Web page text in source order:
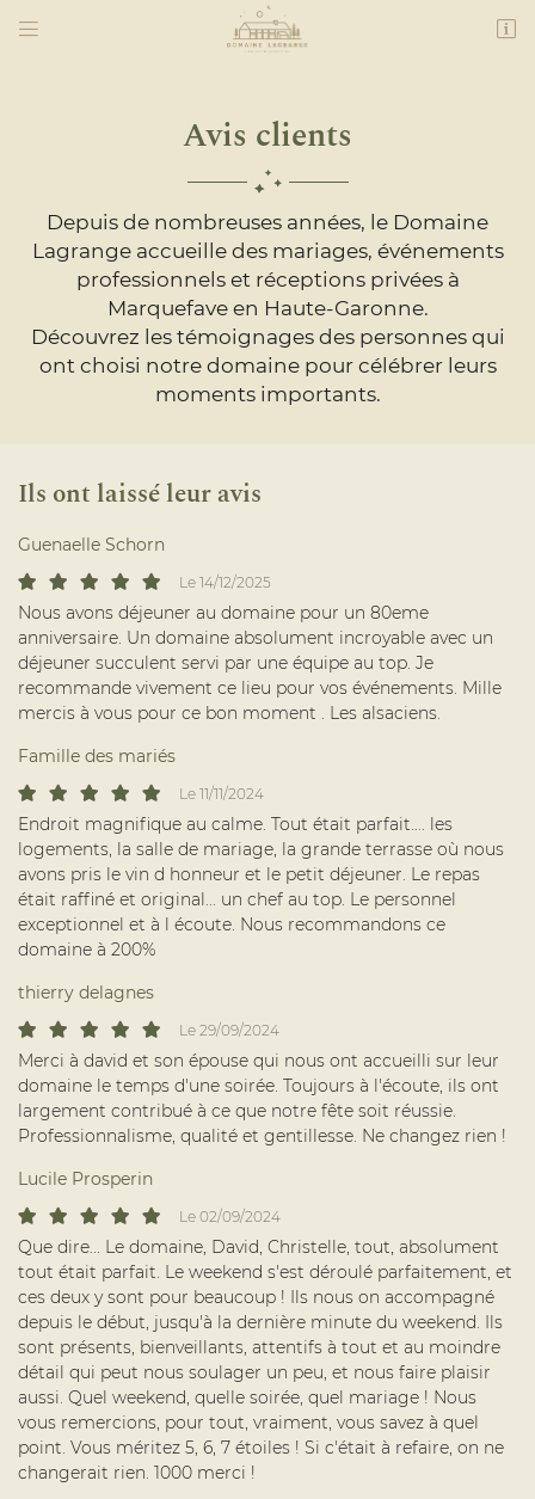
 
Une question ?
Lagrange
 Adresse email de réception
Rafraîchir le captcha
En cochant cette case, vous consentez à recevoir nos propositions
commerciales à l'adresse email indiqué ci-dessus. Vous pouvez vous désinscrire
le formulaire de désinscription
Avis clients
Depuis de nombreuses années, le Domaine
Lagrange accueille des mariages, événements
professionnels et réceptions privées à
Marquefave en Haute-Garonne.
Découvrez les témoignages des personnes qui
ont choisi notre domaine pour célébrer leurs
moments importants.
Ils ont laissé leur avis
Guenaelle Schorn
Le 14/12/2025
Nous avons déjeuner au domaine pour un 80eme
anniversaire. Un domaine absolument incroyable avec un
déjeuner succulent servi par une équipe au top. Je
recommande vivement ce lieu pour vos événements. Mille
mercis à vous pour ce bon moment . Les alsaciens.
Famille des mariés
Le 11/11/2024
Endroit magnifique au calme. Tout était parfait.... les
logements, la salle de mariage, la grande terrasse où nous
avons pris le vin d honneur et le petit déjeuner. Le repas
était raffiné et original... un chef au top. Le personnel
exceptionnel et à l écoute. Nous recommandons ce
domaine à 200%
thierry delagnes
Le 29/09/2024
Merci à david et son épouse qui nous ont accueilli sur leur
domaine le temps d'une soirée. Toujours à l'écoute, ils ont
largement contribué à ce que notre fête soit réussie.
Professionnalisme, qualité et gentillesse. Ne changez rien !
Lucile Prosperin
Le 02/09/2024
Que dire... Le domaine, David, Christelle, tout, absolument
tout était parfait. Le weekend s'est déroulé parfaitement, et
ces deux y sont pour beaucoup ! Ils nous on accompagné
depuis le début, jusqu'à la dernière minute du weekend. Ils
sont présents, bienveillants, attentifs à tout et au moindre
détail qui peut nous soulager un peu, et nous faire plaisir
aussi. Quel weekend, quelle soirée, quel mariage ! Nous
vous remercions, pour tout, vraiment, vous savez à quel
point. Vous méritez 5, 6, 7 étoiles ! Si c'était à refaire, on ne
changerait rien. 1000 merci !